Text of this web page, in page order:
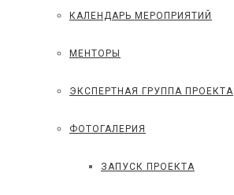
КАЛЕНДАРЬ МЕРОПРИЯТИЙ
МЕНТОРЫ
ЭКСПЕРТНАЯ ГРУППА ПРОЕКТА
ФОТОГАЛЕРИЯ
ЗАПУСК ПРОЕКТА